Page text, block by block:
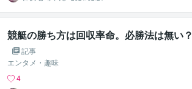
競艇の勝ち方は回収率命。必勝法は無い？
記事
エンタメ・趣味
4